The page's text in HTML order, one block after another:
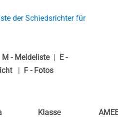
der Schiedsrichter für
M - Meldeliste
E -
| F - Fotos
Klasse AM E